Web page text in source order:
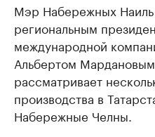
Мэр Набережных Наиль
региональным
международной
Альбертом
рассматривает
производства в
Набережные Челны.